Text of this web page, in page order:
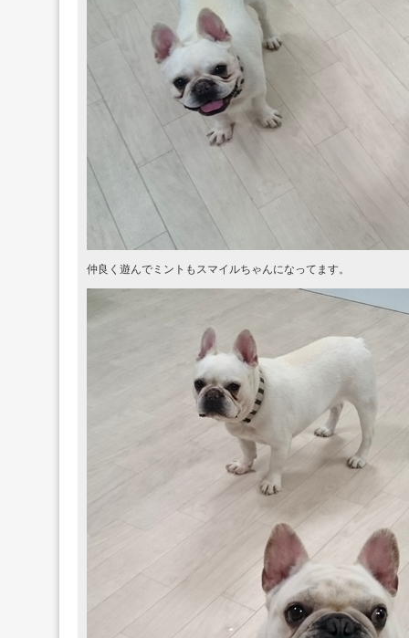
仲良く遊んでミントもスマイルちゃんになってます。